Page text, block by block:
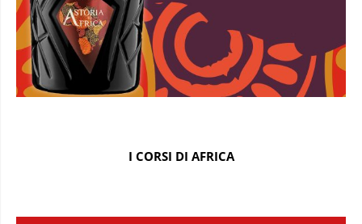
I CORSI DI AFRICA